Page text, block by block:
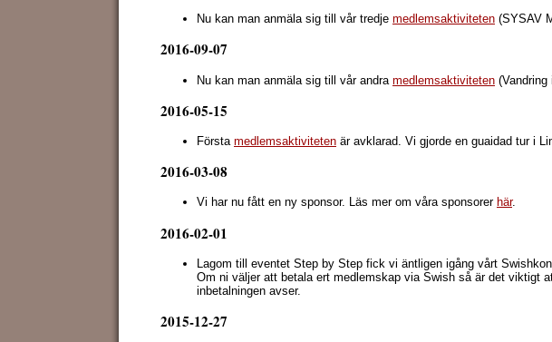
Nu kan man anmäla sig till vår tredje medlemsaktiviteten (SYSAV
2016-09-07
Nu kan man anmäla sig till vår andra medlemsaktiviteten (Vandring
2016-05-15
Första medlemsaktiviteten är avklarad. Vi gjorde en guaidad tur i
2016-03-08
Vi har nu fått en ny sponsor. Läs mer om våra sponsorer här.
2016-02-01
Lagom till eventet Step by Step fick vi äntligen igång vårt
Om ni väljer att betala ert medlemskap via Swish så är det viktigt
inbetalningen avser.
2015-12-27